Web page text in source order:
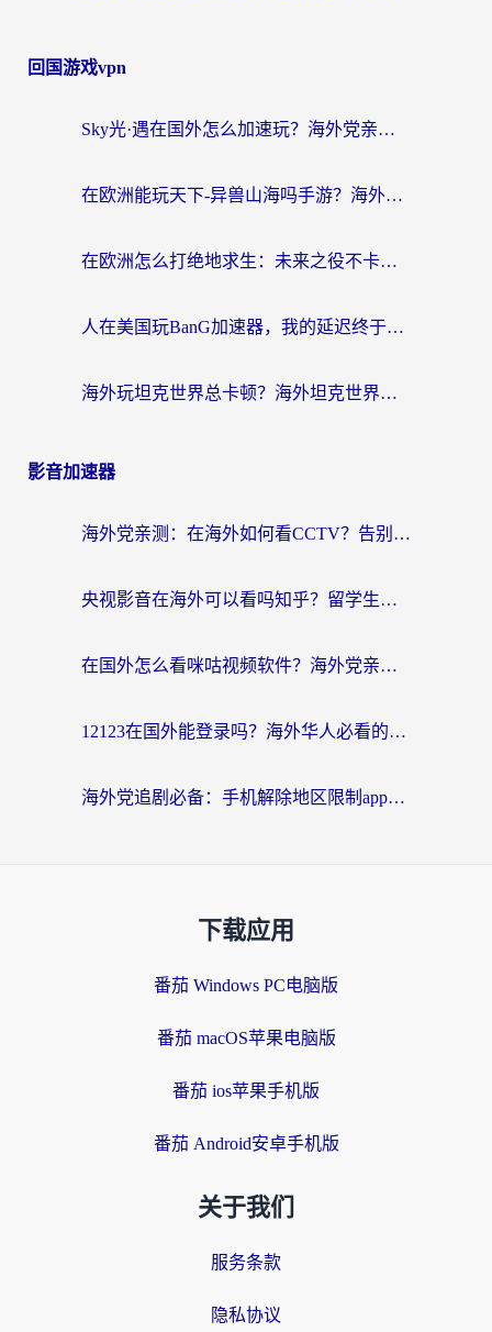
回国游戏vpn
Sky光·遇在国外怎么加速玩？海外党亲测有效的国服游戏加速指南
在欧洲能玩天下-异兽山海吗手游？海外玩家的加速器生存指南
在欧洲怎么打绝地求生：未来之役不卡？留学生亲测的加速器避坑指南
人在美国玩BanG加速器，我的延迟终于绿了
海外玩坦克世界总卡顿？海外坦克世界加速器有哪些？实测好用的选择在这里
影音加速器
海外党亲测：在海外如何看CCTV？告别“仅限大陆播放”的实用指南
央视影音在海外可以看吗知乎？留学生亲测：3步解决地域限制+追剧自由
在国外怎么看咪咕视频软件？海外党亲测有效的回国加速方案
12123在国外能登录吗？海外华人必看的回国加速实用指南
海外党追剧必备：手机解除地区限制app怎么选？解决央视视频&国内剧地区限制全指南
下载应用
番茄 Windows PC电脑版
番茄 macOS苹果电脑版
番茄 ios苹果手机版
番茄 Android安卓手机版
关于我们
服务条款
隐私协议